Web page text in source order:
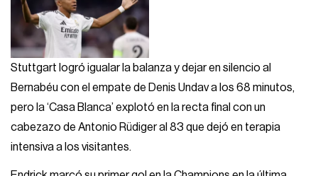
Stuttgart logró igualar la balanza y dejar en silencio al
Bernabéu con el empate de Denis Undav a los 68 minutos,
pero la ‘Casa Blanca’ explotó en la recta final con un
cabezazo de Antonio Rüdiger al 83 que dejó en terapia
intensiva a los visitantes.